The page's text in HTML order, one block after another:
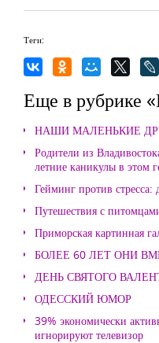
Теги:
Еще в рубрике
НАШИ МАЛЕНЬКИЕ
Родители из
летние каникулы в этом
Гейминг против
Путешествия с
Приморская картинная
БОЛЕЕ 60 ЛЕТ ОНИ
ДЕНЬ СВЯТОГО
ОДЕССКИЙ ЮМОР
39% экономически
игнорируют телевизор